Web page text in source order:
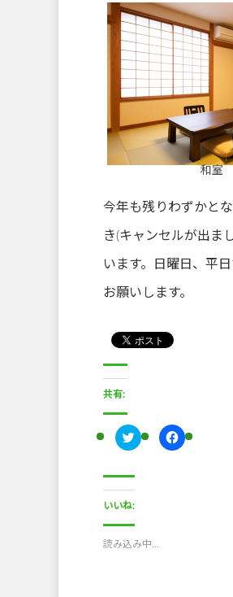
和室
今年も残りわずかと
き(キャンセルが出ま
います。日曜日、平
お願いします。
共有:
ク
リ
t
e
F
a
いいね:
読み込み中…